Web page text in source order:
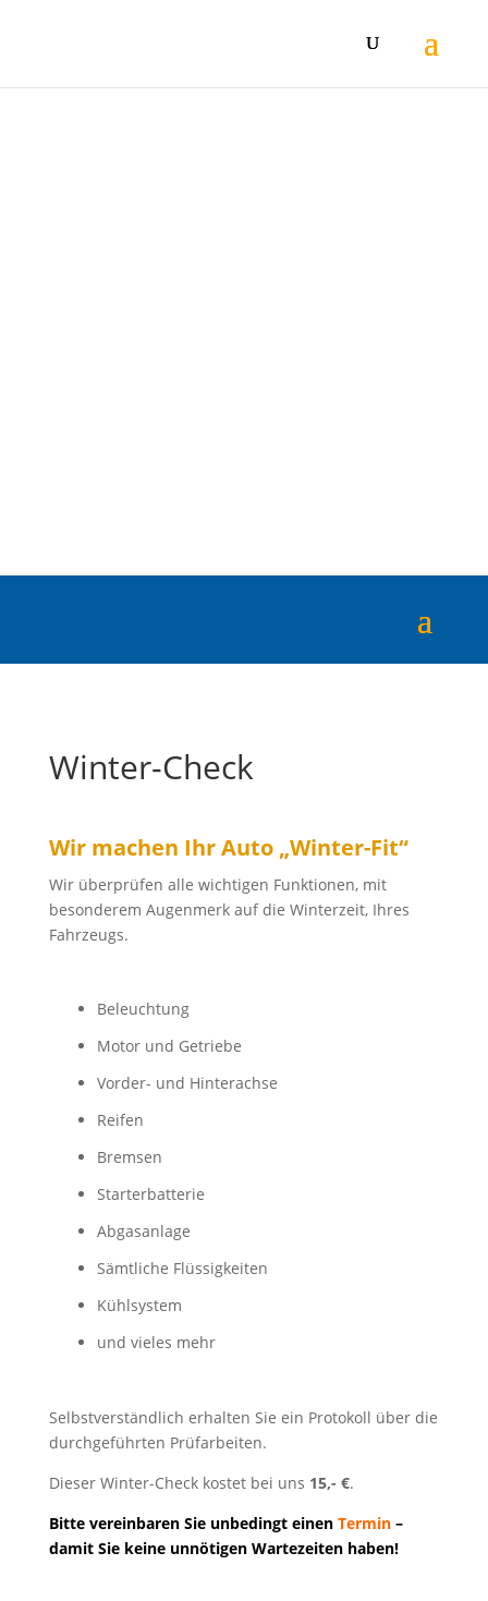
Winter-Check
Wir machen Ihr Auto „Winter-Fit“
Wir überprüfen alle wichtigen Funktionen, mit
besonderem Augenmerk auf die Winterzeit, Ihres
Fahrzeugs.
Beleuchtung
Motor und Getriebe
Vorder- und Hinterachse
Reifen
Bremsen
Starterbatterie
Abgasanlage
Sämtliche Flüssigkeiten
Kühlsystem
und vieles mehr
Selbstverständlich erhalten Sie ein Protokoll über die
durchgeführten Prüfarbeiten.
Dieser Winter-Check kostet bei uns 15,- €.
Bitte vereinbaren Sie unbedingt einen Termin –
damit Sie keine unnötigen Wartezeiten haben!